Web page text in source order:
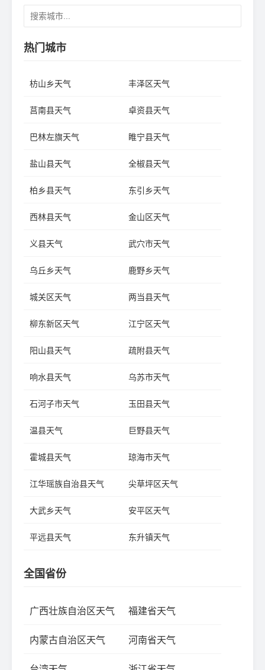
热门城市
枋山乡天气 丰泽区天气
莒南县天气 卓资县天气
巴林左旗天气 睢宁县天气
盐山县天气 全椒县天气
柏乡县天气 东引乡天气
西林县天气 金山区天气
义县天气 武穴市天气
乌丘乡天气 鹿野乡天气
城关区天气 两当县天气
柳东新区天气 江宁区天气
阳山县天气 疏附县天气
响水县天气 乌苏市天气
石河子市天气 玉田县天气
温县天气 巨野县天气
霍城县天气 琼海市天气
江华瑶族自治县天气 尖草坪区天气
大武乡天气 安平区天气
平远县天气 东升镇天气
全国省份
广西壮族自治区天气 福建省天气
内蒙古自治区天气 河南省天气